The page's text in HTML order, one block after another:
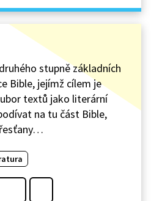
stupně základních
Bible, jejímž cílem je
textů jako literární
na tu část Bible,